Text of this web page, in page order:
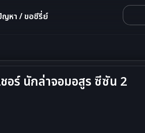
ญหา / ขอซีรี่ย์
อร์ นักล่าจอมอสูร ซีซัน 2